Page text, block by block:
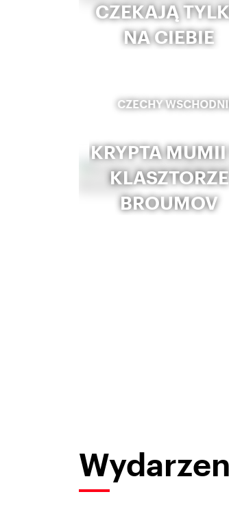
CZEKAJĄ
NA CIEBIE
CZECHY
KRYPTA
KLASZTORZE
BROUMOV